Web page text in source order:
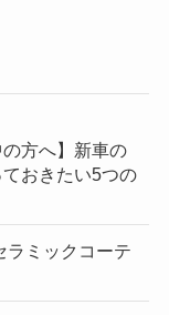
の方へ】新車の
おきたい5つの
ラミックコーテ